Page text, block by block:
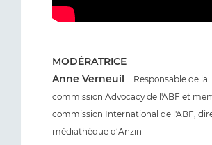
MODÉRATRICE
Anne Verneuil - Responsable de la
commission Advocacy de l'ABF et
commission International de l'ABF,
médiathèque d’Anzin